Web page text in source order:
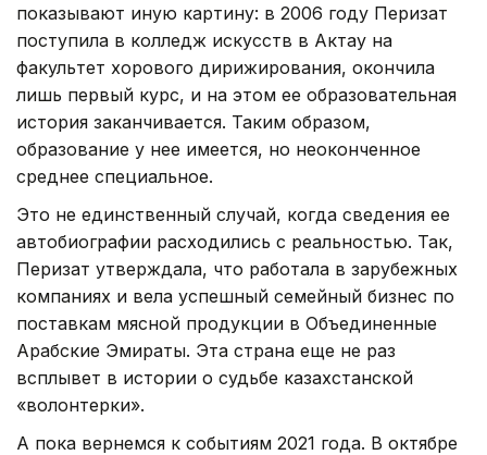
показывают иную картину: в 2006 году Перизат
поступила в колледж искусств в Актау на
факультет хорового дирижирования, окончила
лишь первый курс, и на этом ее образовательная
история заканчивается. Таким образом,
образование у нее имеется, но неоконченное
среднее специальное.
Это не единственный случай, когда сведения ее
автобиографии расходились с реальностью. Так,
Перизат утверждала, что работала в зарубежных
компаниях и вела успешный семейный бизнес по
поставкам мясной продукции в Объединенные
Арабские Эмираты. Эта страна еще не раз
всплывет в истории о судьбе казахстанской
«волонтерки».
А пока вернемся к событиям 2021 года. В октябре